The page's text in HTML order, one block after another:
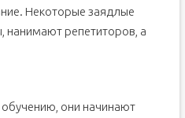
Некоторые заядлые
нанимают репетиторов, а
они начинают